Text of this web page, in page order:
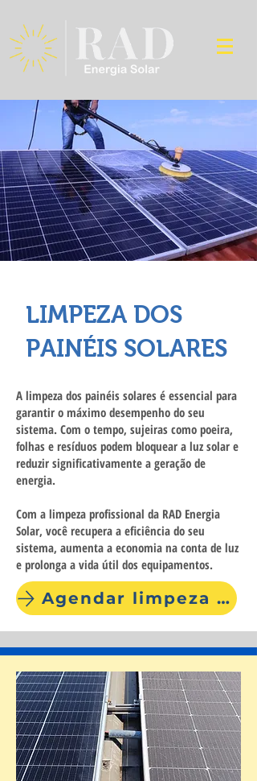
LIMPEZA DOS
PAINÉIS SOLARES
A limpeza dos painéis solares é essencial para
garantir o máximo desempenho do seu
sistema. Com o tempo, sujeiras como poeira,
folhas e resíduos podem bloquear a luz solar e
reduzir significativamente a geração de
energia.
Com a limpeza profissional da RAD Energia
Solar, você recupera a eficiência do seu
sistema, aumenta a economia na conta de luz
e prolonga a vida útil dos equipamentos.
Agendar limpeza agora